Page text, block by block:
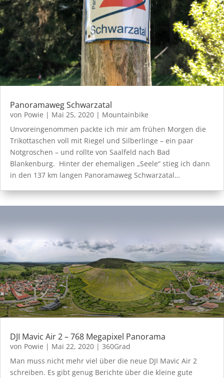
Panoramaweg Schwarzatal
von Powie | Mai 25, 2020 | Mountainbike
Unvoreingenommen packte ich mir am frühen Morgen die
Trikottaschen voll mit Riegel und Silberlinge – ein paar
Notgroschen – und rollte von Saalfeld nach Bad
Blankenburg. Hinter der ehemaligen „Seele“ stieg ich dann
in den 137 km langen Panoramaweg Schwarzatal…
DJI Mavic Air 2 – 768 Megapixel Panorama
von Powie | Mai 22, 2020 | 360Grad
Man muss nicht mehr viel über die neue DJI Mavic Air 2
schreiben. Es gibt genug Berichte über die kleine gute